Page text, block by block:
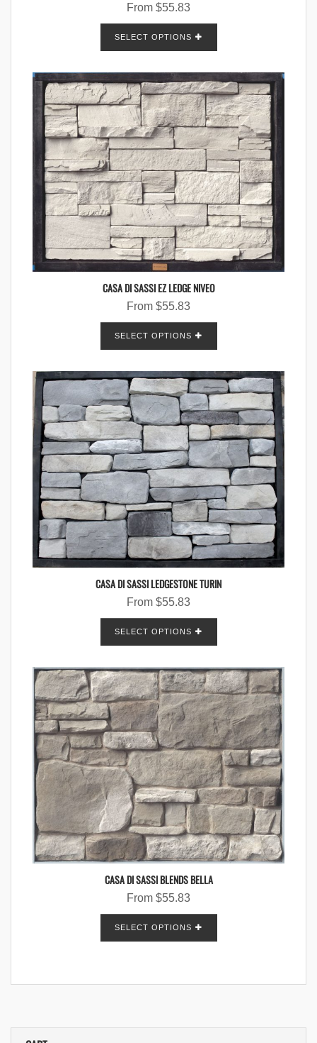
From $55.83
SELECT OPTIONS
CASA DI SASSI EZ LEDGE NIVEO
From $55.83
SELECT OPTIONS
CASA DI SASSI LEDGESTONE TURIN
From $55.83
SELECT OPTIONS
CASA DI SASSI BLENDS BELLA
From $55.83
SELECT OPTIONS